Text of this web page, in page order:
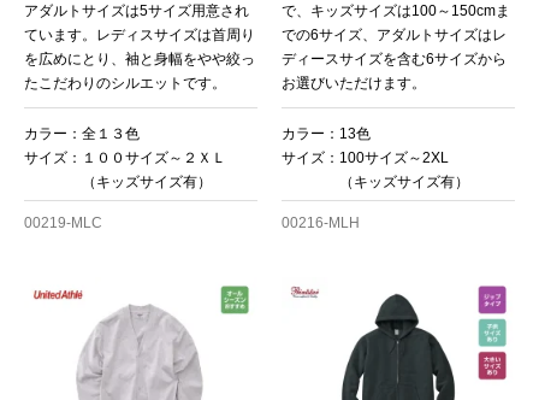
アダルトサイズは5サイズ用意され
ています。レディスサイズは首周り
を広めにとり、袖と身幅をやや絞っ
たこだわりのシルエットです。
カラー：全１３色
サイズ：１００サイズ～２ＸＬ
（キッズサイズ有）
00219-MLC
で、キッズサイズは100～150cmま
での6サイズ、アダルトサイズはレ
ディースサイズを含む6サイズから
お選びいただけます。
カラー：13色
サイズ：100サイズ～2XL
（キッズサイズ有）
00216-MLH